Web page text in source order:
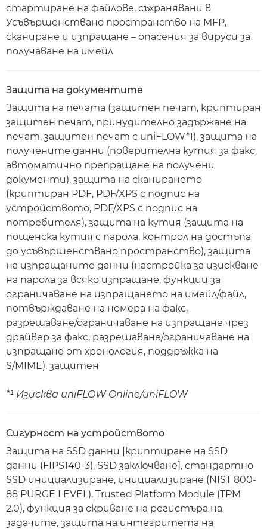
стартиране на файлове, съхранявани в
Усъвършенствано пространство на MFP,
сканиране и изпращане – опасения за вируси за
получаване на имейл
Защита на документите
Защита на печата (защитен печат, криптиран
защитен печат, принудително задържане на
печат, защитен печат с uniFLOW*1), защита на
получените данни (поверителна кутия за факс,
автоматично препращане на получени
документи), защита на сканирането
(криптиран PDF, PDF/XPS с подпис на
устройството, PDF/XPS с подпис на
потребителя), защита на кутия (защита на
пощенска кутия с парола, контрол на достъпа
до усъвършенствано пространство), защита
на изпращаните данни (настройка за изискване
на парола за всяко изпращане, функции за
ограничаване на изпращането на имейл/файл,
потвърждаване на номера на факс,
разрешаване/ограничаване на изпращане чрез
драйвер за факс, разрешаване/ограничаване на
изпращане от хронология, поддръжка на
S/MIME), защитен
*¹ Изисква uniFLOW Online/uniFLOW
Сигурност на устройството
Защита на SSD данни [криптиране на SSD
данни (FIPS140-3), SSD заключване], стандартно
SSD инициализиране, инициализиране (NIST 800-
88 PURGE LEVEL), Trusted Platform Module (TPM
2.0), функция за скриване на регистъра на
задачите, защита на интегритета на